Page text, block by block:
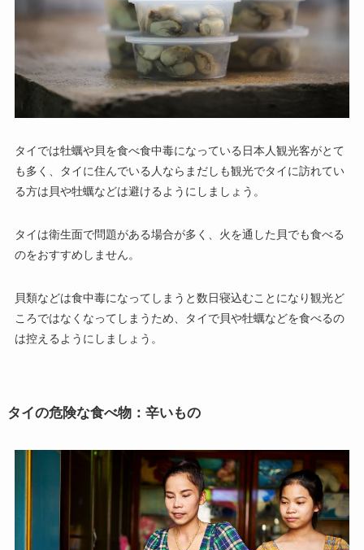
タイでは牡蠣や貝を食べ食中毒になっている日本人観光客がとて
も多く、タイに住んでいる人ならまだしも観光でタイに訪れてい
る方は貝や牡蠣などは避けるようにしましょう。
タイは衛生面で問題がある場合が多く、火を通した貝でも食べる
のをおすすめしません。
貝類などは食中毒になってしまうと数日寝込むことになり観光ど
ころではなくなってしまうため、タイで貝や牡蠣などを食べるの
は控えるようにしましょう。
タイの危険な食べ物：辛いもの